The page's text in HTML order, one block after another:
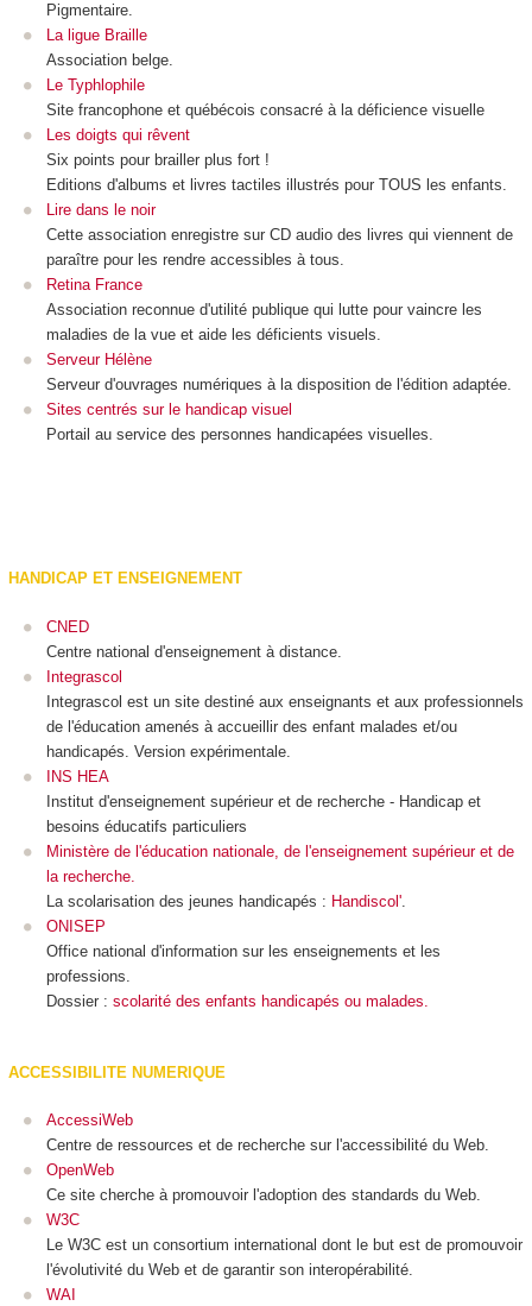
Pigmentaire.
La ligue Braille
Association belge.
Le Typhlophile
Site francophone et québécois consacré à la déficience visuelle
Les doigts qui rêvent
Six points pour brailler plus fort !
Editions d'albums et livres tactiles illustrés pour TOUS les enfants.
Lire dans le noir
Cette association enregistre sur CD audio des livres qui viennent de
paraître pour les rendre accessibles à tous.
Retina France
Association reconnue d'utilité publique qui lutte pour vaincre les
maladies de la vue et aide les déficients visuels.
Serveur Hélène
Serveur d'ouvrages numériques à la disposition de l'édition adaptée.
Sites centrés sur le handicap visuel
Portail au service des personnes handicapées visuelles.
HANDICAP ET ENSEIGNEMENT
CNED
Centre national d'enseignement à distance.
Integrascol
Integrascol est un site destiné aux enseignants et aux professionnels
de l'éducation amenés à accueillir des enfant malades et/ou
handicapés. Version expérimentale.
INS HEA
Institut d'enseignement supérieur et de recherche - Handicap et
besoins éducatifs particuliers
Ministère de l'éducation nationale, de l'enseignement supérieur et de
la recherche.
La scolarisation des jeunes handicapés : Handiscol'
ONISEP
Office national d'information sur les enseignements et les
professions.
Dossier : scolarité des enfants handicapés ou malades.
ACCESSIBILITE NUMERIQUE
AccessiWeb
Centre de ressources et de recherche sur l'accessibilité du Web.
OpenWeb
Ce site cherche à promouvoir l'adoption des standards du Web.
W3C
Le W3C est un consortium international dont le but est de promouvoir
l'évolutivité du Web et de garantir son interopérabilité.
WAI